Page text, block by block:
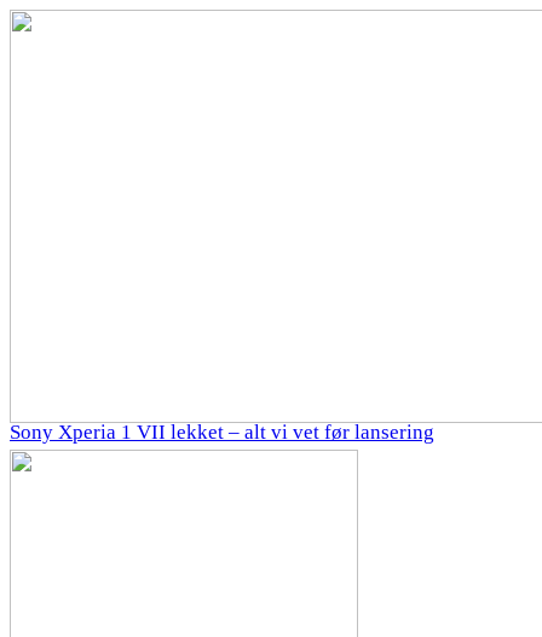
Sony Xperia 1 VII lekket – alt vi vet før lansering